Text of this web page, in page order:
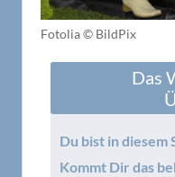
Fotolia © BildPix
Das
Du bist in diesem
Kommt Dir das